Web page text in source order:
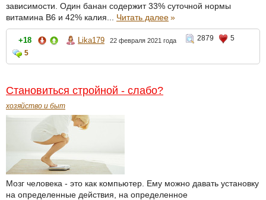
зависимости. Один банан содержит 33% суточной нормы
витамина В6 и 42% калия... Читать далее»
+18 Lika179 22 февраля 2021 года 2879
5
5
Становиться стройной - слабо?
хозяйство и быт
Мозг человека - это как компьютер. Ему можно давать установку
на определенные действия, на определенное